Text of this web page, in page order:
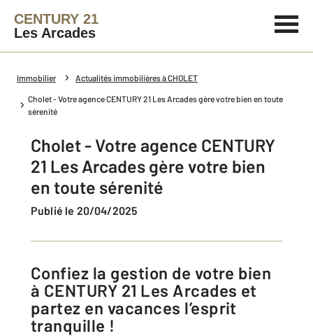
CENTURY 21
Les Arcades
Immobilier Actualités immobilières à CHOLET
Cholet - Votre agence CENTURY 21 Les Arcades gère votre bien en toute
sérenité
Cholet - Votre agence CENTURY
21 Les Arcades gère votre bien
en toute sérenité
Publié le 20/04/2025
Confiez la gestion de votre bien
à CENTURY 21 Les Arcades et
partez en vacances l’esprit
tranquille !